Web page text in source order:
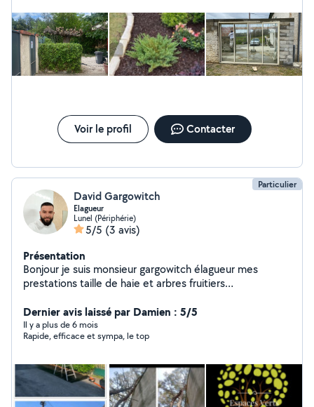
Voir le profil Contacter
Particulier
David Gargowitch
Elagueur
Lunel (Périphérie)
5/5 (3 avis)
Présentation
Bonjour je suis monsieur gargowitch élagueur mes
prestations taille de haie et arbres fruitiers
d'arbre difficile je suis équipé d'un camion benne grue
pour les évacuations des végétaux je suis aussi équipé
d'un camion nacelle pour les hauteurs je suis équipé de
me contacter directement merci cordialement David
Dernier avis laissé par Damien : 5/5
Il y a plus de 6 mois
Rapide, efficace et sympa, le top